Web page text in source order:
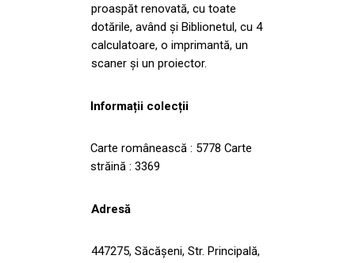
proaspăt renovată, cu toate
dotările, având și Biblionetul, cu 4
calculatoare, o imprimantă, un
scaner și un proiector.
Informații colecții
Carte românească : 5778 Carte
străină : 3369
Adresă
447275, Săcăşeni, Str. Principală,